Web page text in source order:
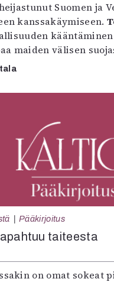
Suomen ja
kanssakäymiseen.
maiden välisen
Pääkirjoitus
taiteesta
on omat sokeat